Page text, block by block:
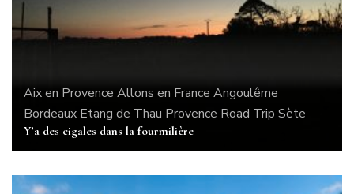
Aix en Provence Allons en France Angoulême
Bordeaux Etang de Thau Provence Road Trip Sète
Y’a des cigales dans la fourmilière